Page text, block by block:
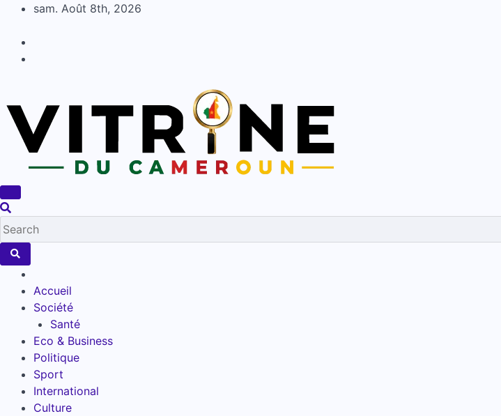
Skip
content
sam. Août 8th, 2026
Accueil
Société
Santé
Eco & Business
Politique
Sport
International
Culture